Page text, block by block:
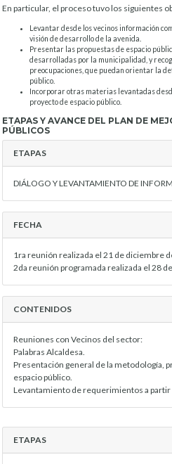
En particular, el proceso tuvo los siguientes
Levantar desde los vecinos información
visión de desarrollo de la avenida.
Presentar las propuestas de espacio
desarrolladas por la municipalidad, y
preocupaciones, que puedan orientar la
público.
Incorporar otras materias levantadas
proyecto de espacio público.
ETAPAS Y AVANCE DEL PLAN DE
PÚBLICOS
ETAPAS
DIÁLOGO Y LEVANTAMIENTO DE
FECHA
1ra reunión realizada el 21 de diciembre
2da reunión programada realizada el 28
CONTENIDOS
Reuniones con Vecinos del sector:
Palabras Alcaldesa.
Presentación general de la metodología,
espacio público.
Levantamiento de requerimientos a
ETAPAS